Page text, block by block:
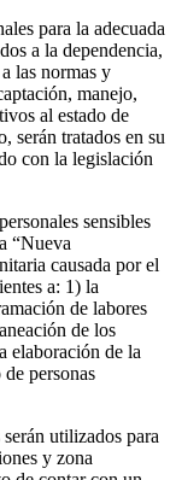
para la adecuada
a la dependencia,
las normas y
manejo,
al estado de
serán tratados en su
con la legislación
sensibles
“Nueva
causada por el
a: 1) la
de labores
de los
elaboración de la
personas
utilizados para
y zona